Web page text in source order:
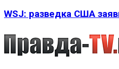
WSJ: разведка США